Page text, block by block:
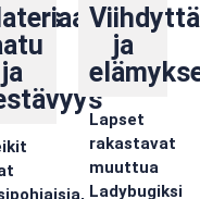
ja
ja
Lapset
rakastavat
muuttua
Ladybugiksi